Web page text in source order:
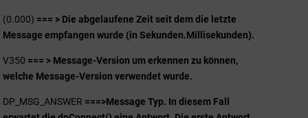
(0.000) === > Die abgelaufene Zeit seit dem die letzte
Message empfangen wurde (in Sekunden.Millisekunden).
V350 === > Message-Version um erkennen zu können,
welche Message-Version verwendet wurde.
DP_MSG_ANSWER ===>Message Typ. In diesem Fall